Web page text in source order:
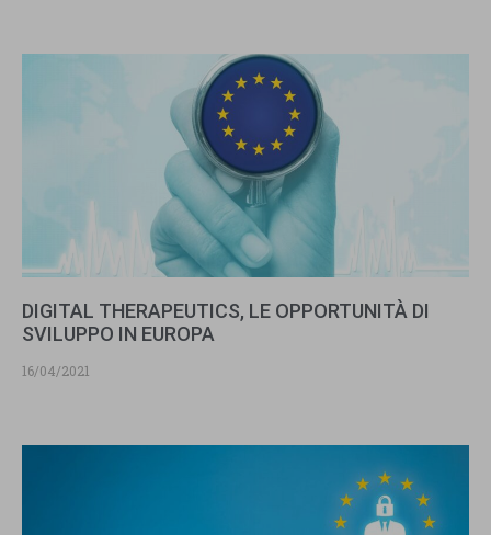
DIGITAL THERAPEUTICS, LE OPPORTUNITÀ DI
SVILUPPO IN EUROPA
16/04/2021